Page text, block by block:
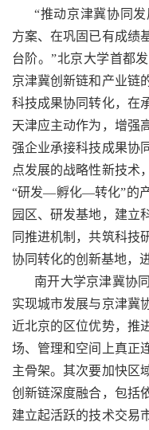
“推动京津冀协同
方案、在巩固已有成绩
台阶。”北京大学首都
京津冀创新链和产业链
科技成果协同转化，在
天津应主动作为，增强
强企业承接科技成果协
点发展的战略性新技术
“研发—孵化—转化”的
园区、研发基地，建立
同推进机制，共筑科技
协同转化的创新基地，
南开大学京津冀协
实现城市发展与京津冀
近北京的区位优势，推
场、管理和空间上真正
主骨架。其次要加快区
创新链深度融合，包括
建立起活跃的技术交易